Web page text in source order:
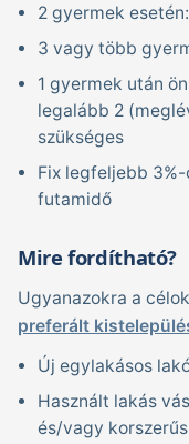
2 gyermek
3 vagy több
1 gyermek után
legalább 2
szükséges
Fix legfeljebb
futamidő
Mire fordítható?
Ugyanazokra a
preferált
Új egylakásos
Használt lakás
és/vagy